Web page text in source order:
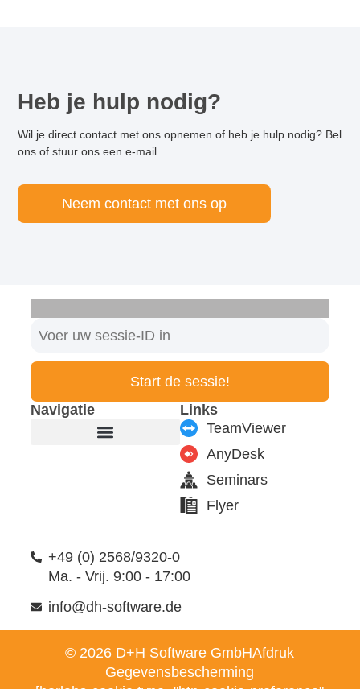
Heb je hulp nodig?
Wil je direct contact met ons opnemen of heb je hulp nodig? Bel
ons of stuur ons een e-mail.
Neem contact met ons op
+49 (0) 2568/9320-0
Ma. - Vrij. 9:00 - 17:00
info@dh-software.de
Navigatie
Links
TeamViewer
AnyDesk
Seminars
Flyer
Start de sessie!
© 2026 D+H Software GmbHAfdruk
Gegevensbescherming